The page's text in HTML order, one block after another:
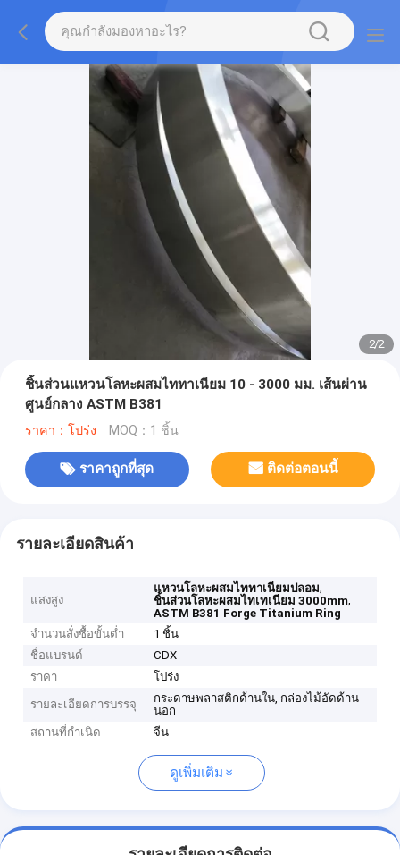
2/2
ชิ้นส่วนแหวนโลหะผสมไททาเนียม 10 - 3000 มม. เส้นผ่าน
ศูนย์กลาง ASTM B381
ราคา：โปร่ง MOQ：1 ชิ้น
ราคาถูกที่สุด ติดต่อตอนนี้
รายละเอียดสินค้า
แสงสูง
แหวนโลหะผสมไททาเนียมปลอม,
ชิ้นส่วนโลหะผสมไทเทเนียม 3000mm,
ASTM B381 Forge Titanium Ring
จำนวนสั่งซื้อขั้นต่ำ
1 ชิ้น
ชื่อแบรนด์
CDX
ราคา
โปร่ง
รายละเอียดการบรรจุ
กระดาษพลาสติกด้านใน, กล่องไม้อัดด้าน
นอก
สถานที่กำเนิด
จีน
ดูเพิ่มเติม